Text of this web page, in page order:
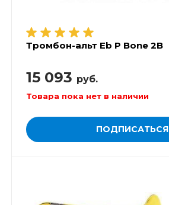
Тромбон-альт Eb P Bone 2B
15 093 руб.
Товара пока нет в наличии
ПОДПИСАТЬСЯ